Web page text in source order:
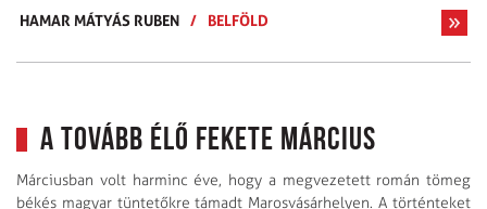
HAMAR MÁTYÁS RUBEN / BELFÖLD
A tovább élő fekete március
Márciusban volt harminc éve, hogy a megvezetett román tömeg
békés magyar tüntetőkre támadt Marosvásárhelyen. A történteket